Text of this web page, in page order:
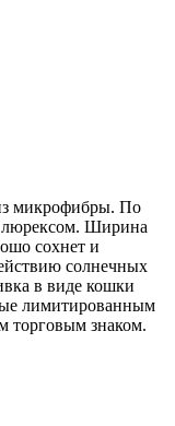
микрофибры. По
люрексом. Ширина
сохнет и
солнечных
в виде кошки
лимитированным
торговым знаком.